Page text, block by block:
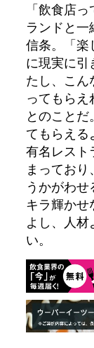
「飲食店
ランドと
信条。「楽
に現実に引
たし、こん
ってもらえ
とのこと
てもらえる
有名レスト
まってお
うかがわ
キラ輝かせ
よし、人材
い。